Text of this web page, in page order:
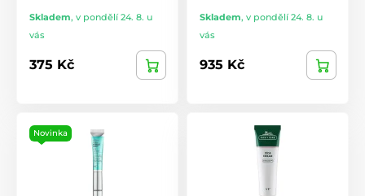
Skladem, v pondělí 24. 8. u
vás
375 Kč
Skladem, v pondělí 24. 8. u
vás
935 Kč
Novinka